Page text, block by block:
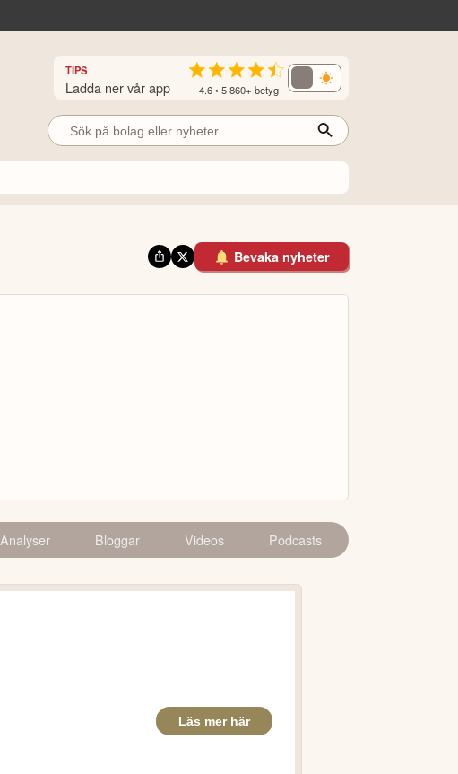
TIPS
Ladda ner vår app 4.6 • 5 860+ betyg
Bevaka nyheter
Analyser Bloggar Videos Podcasts